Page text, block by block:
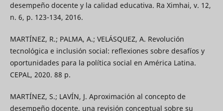
desempeño docente y la calidad educativa. Ra Ximhai, v. 12,
n. 6, p. 123-134, 2016.
MARTÍNEZ, R.; PALMA, A.; VELÁSQUEZ, A. Revolución
tecnológica e inclusión social: reflexiones sobre desafíos y
oportunidades para la política social en América Latina.
CEPAL, 2020. 88 p.
MARTÍNEZ, S.; LAVÍN, J. Aproximación al concepto de
desempeño docente, una revisión conceptual sobre su